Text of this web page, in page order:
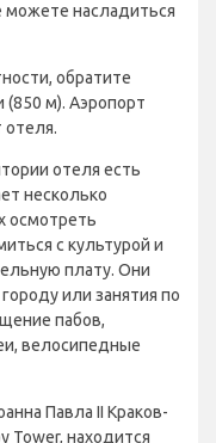
насладиться
обратите
(850 м). Аэропорт
отеля.
отеля есть
несколько
осмотреть
с культурой и
плату. Они
или занятия по
пабов,
велосипедные
Павла II Краков-
Tower, находится